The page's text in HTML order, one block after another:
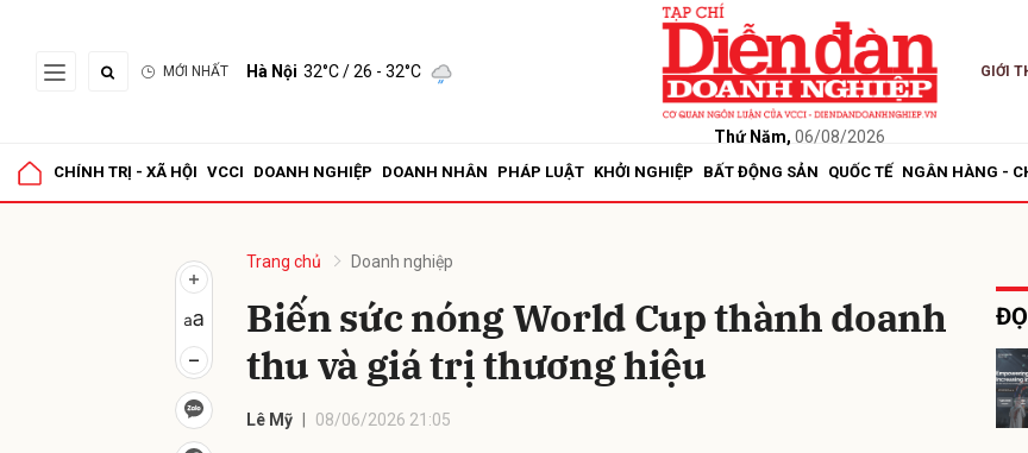
MỚI NHẤT Hà Nội 32°C/ 26 - 32°C
Thứ Năm, 06/08/2026
GIỚI
CHÍNH TRỊ - XÃ HỘI VCCI DOANH NGHIỆP DOANH NHÂN PHÁP LUẬT KHỞI NGHIỆP BẤT ĐỘNG SẢN QUỐC TẾ NGÂN HÀNG -
Trang chủ Doanh nghiệp
Biến sức nóng World Cup thành doanh
thu và giá trị thương hiệu
Lê Mỹ 08/06/2026 21:05